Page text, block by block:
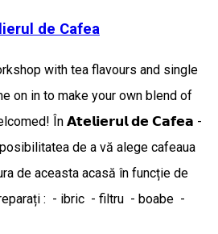
de Cafea
with tea flavours and single
on in to make your own blend of
În 𝗔𝘁𝗲𝗹𝗶𝗲𝗿𝘂𝗹 𝗱𝗲 𝗖𝗮𝗳𝗲𝗮 -
de a vă alege cafeaua
de aceasta acasă în funcție de
: - ibric - filtru - boabe -